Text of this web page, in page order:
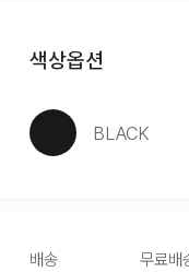
색상옵션
BLACK
배송 무료배